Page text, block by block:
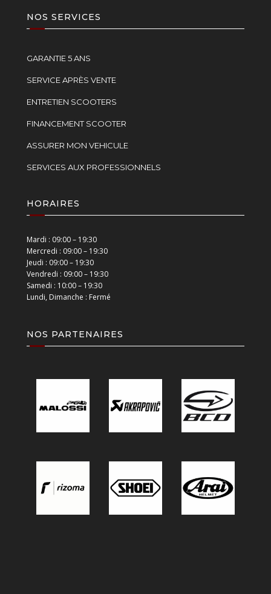
NOS SERVICES
GARANTIE 5 ANS
SERVICE APRÈS VENTE
ENTRETIEN SCOOTERS
FINANCEMENT SCOOTER
ASSURER MON VEHICULE
SERVICES AUX PROFESSIONNELS
HORAIRES
Mardi : 09:00 – 19:30
Mercredi : 09:00 – 19:30
Jeudi : 09:00 – 19:30
Vendredi : 09:00 – 19:30
Samedi : 10:00 – 19:30
Lundi, Dimanche : Fermé
NOS PARTENAIRES